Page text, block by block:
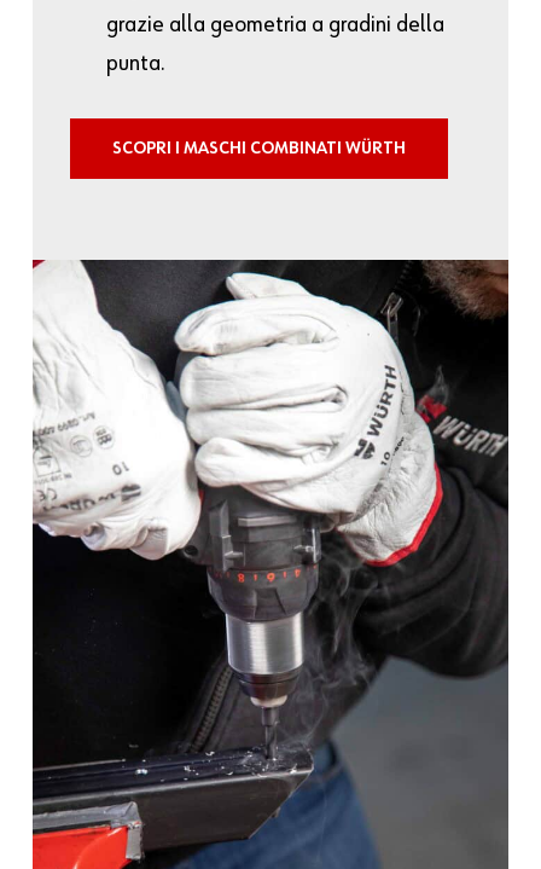
grazie alla geometria a gradini della
punta.
SCOPRI I MASCHI COMBINATI WÜRTH